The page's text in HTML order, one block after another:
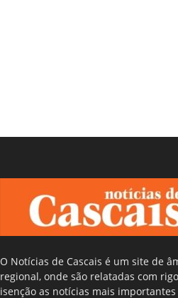
O Notícias de Cascais é um site de
regional, onde são relatadas com
isenção as notícias mais